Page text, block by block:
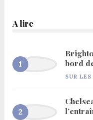
A lire
bord
SUR